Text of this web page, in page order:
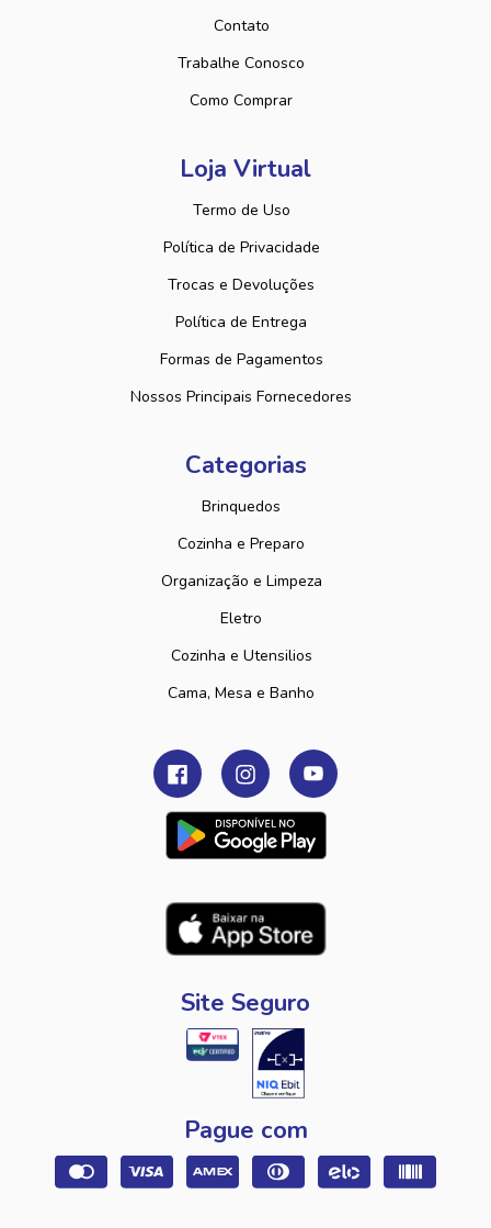
Contato
Trabalhe Conosco
Como Comprar
Loja Virtual
Termo de Uso
Política de Privacidade
Trocas e Devoluções
Política de Entrega
Formas de Pagamentos
Nossos Principais Fornecedores
Categorias
Brinquedos
Cozinha e Preparo
Organização e Limpeza
Eletro
Cozinha e Utensilios
Cama, Mesa e Banho
Site Seguro
Pague com